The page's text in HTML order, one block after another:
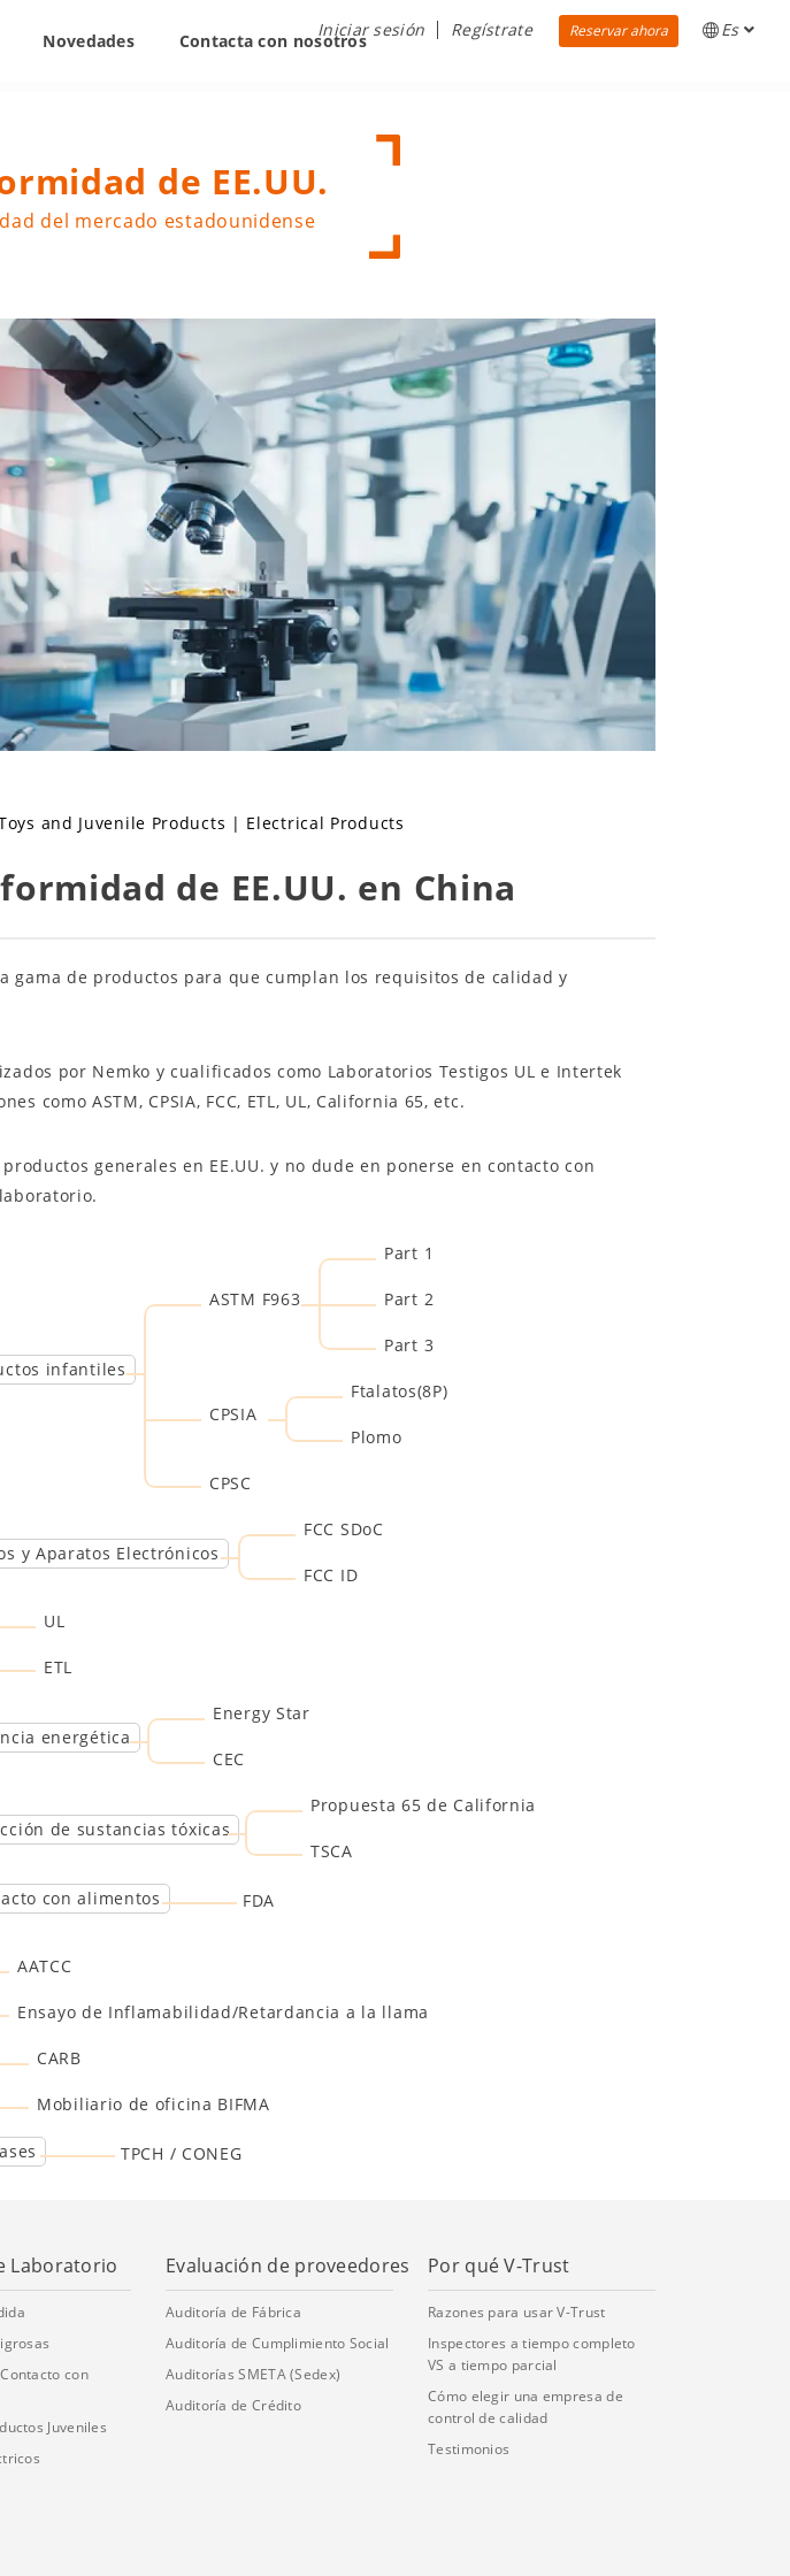
Novedades Contacta con nosotros
Iniciar sesión Regístrate Reservar ahora Es
de EE.UU.
del mercado estadounidense
and Juvenile Products | Electrical Products
de EE.UU. en China
de productos para que cumplan los requisitos de calidad y
por Nemko y cualificados como Laboratorios Testigos UL e Intertek
como ASTM, CPSIA, FCC, ETL, UL, California 65, etc.
generales en EE.UU. y no dude en ponerse en contacto con
infantiles
ASTM F963
Part 1
Part 2
Part 3
CPSIA
Ftalatos(8P)
Plomo
CPSC
y Aparatos Electrónicos
FCC SDoC
FCC ID
UL
ETL
energética
Energy Star
CEC
de sustancias tóxicas
Propuesta 65 de California
TSCA
con alimentos FDA
AATCC
Ensayo de Inflamabilidad/Retardancia a la llama
CARB
Mobiliario de oficina BIFMA
TPCH / CONEG
Laboratorio
con
Juveniles
Evaluación de proveedores
Auditoría de Fábrica
Auditoría de Cumplimiento Social
Auditorías SMETA (Sedex)
Auditoría de Crédito
Por qué V-Trust
Razones para usar V-Trust
Inspectores a tiempo completo
VS a tiempo parcial
Cómo elegir una empresa de
control de calidad
Testimonios